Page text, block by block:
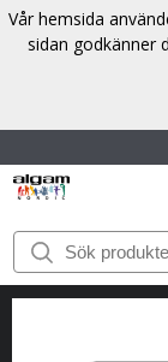
START
Vår hemsida
sidan godkänner